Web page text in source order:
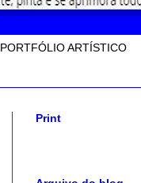
PORTFÓLIO ARTÍSTICO
Print